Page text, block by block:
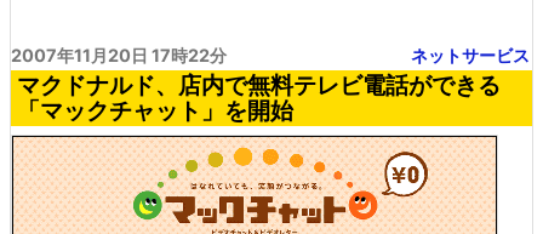
2007年11月20日 17時22分 ネットサービス
マクドナルド、店内で無料テレビ電話ができる
「マックチャット」を開始